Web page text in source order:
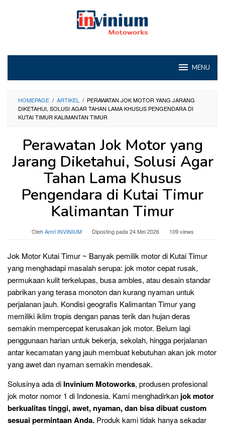
MENU
HOMEPAGE / ARTIKEL / PERAWATAN JOK MOTOR YANG JARANG
DIKETAHUI, SOLUSI AGAR TAHAN LAMA KHUSUS PENGENDARA DI
KUTAI TIMUR KALIMANTAN TIMUR
Perawatan Jok Motor yang
Jarang Diketahui, Solusi Agar
Tahan Lama Khusus
Pengendara di Kutai Timur
Kalimantan Timur
OlehAmri INVINIUM Diposting pada24 Mei 2026 109 views
Jok Motor Kutai Timur ~ Banyak pemilik motor di Kutai Timur
yang menghadapi masalah serupa: jok motor cepat rusak,
permukaan kulit terkelupas, busa ambles, atau desain standar
pabrikan yang terasa monoton dan kurang nyaman untuk
perjalanan jauh. Kondisi geografis Kalimantan Timur yang
memiliki iklim tropis dengan panas terik dan hujan deras
semakin mempercepat kerusakan jok motor. Belum lagi
penggunaan harian untuk bekerja, sekolah, hingga perjalanan
antar kecamatan yang jauh membuat kebutuhan akan jok motor
yang awet dan nyaman semakin mendesak.
Solusinya ada di Invinium Motoworks, produsen profesional
jok motor nomor 1 di Indonesia. Kami menghadirkan jok motor
berkualitas tinggi, awet, nyaman, dan bisa dibuat custom
sesuai permintaan Anda. Produk kami tidak hanya sekadar